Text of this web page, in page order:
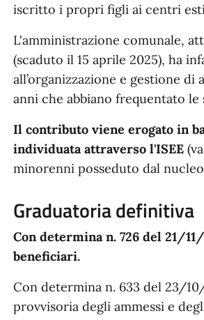
iscritto i propri figli ai centri
L'amministrazione comunale,
(scaduto il 15 aprile 2025), ha
all’organizzazione e gestione di
anni che abbiano frequentato
Il contributo viene erogato in
individuata attraverso l'ISEE
minorenni posseduto dal
Graduatoria definitiva
Con determina n. 726 del 21/
beneficiari.
Con determina n. 633 del 23/
provvisoria degli ammessi e